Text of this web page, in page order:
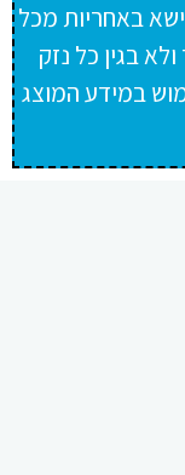
באחריות מכל
בגין כל נזק
במידע המוצג